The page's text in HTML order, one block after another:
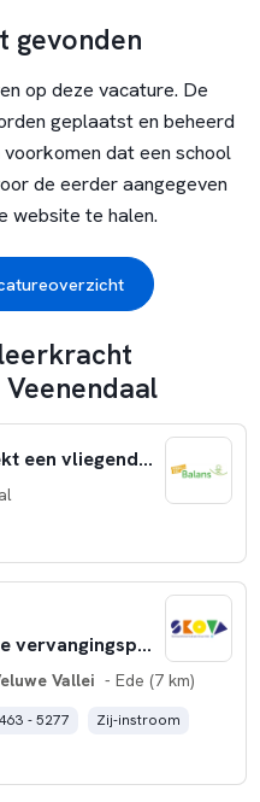
gevonden
op deze vacature. De
geplaatst en beheerd
dat een school
de eerder aangegeven
website te halen.
WereldKidz Veenendaal zoekt een vliegende keep leerkracht
Na de zomer leerkracht in de vervangingspool van Skovv?
Vallei - Ede (7 km)
- 5277
Zij-instroom